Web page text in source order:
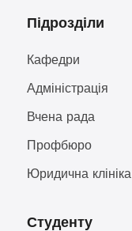
Підрозділи
Кафедри
Адміністрація
Вчена рада
Профбюро
Юридична клініка
Студенту